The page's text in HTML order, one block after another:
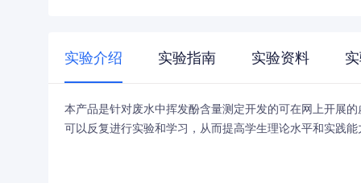
实验介绍 实验指南 实验资料
本产品是针对废水中挥发酚含量测定开发的可在网上开展
可以反复进行实验和学习，从而提高学生理论水平和实践